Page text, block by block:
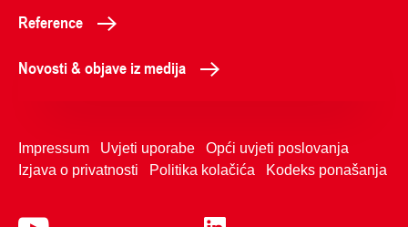
Reference
Novosti & objave iz medija
Impressum Uvjeti uporabe
Opći uvjeti poslovanja
Izjava o privatnosti
Politika kolačića Kodeks ponašanja